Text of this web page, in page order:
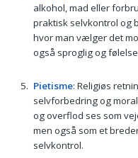
alkohol, mad eller
praktisk selvkontrol og
hvor man vælger det
også sproglig og
Pietisme: Religiøs
selvforbedring og
og overflod ses som
men også som et
selvkontrol.